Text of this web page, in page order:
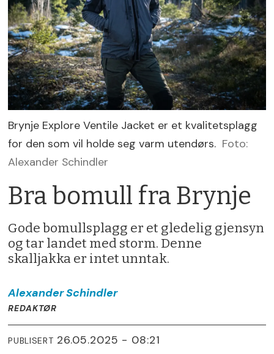
Brynje Explore Ventile Jacket er et kvalitetsplagg
for den som vil holde seg varm utendørs. Foto:
Alexander Schindler
Bra bomull fra Brynje
Gode bomullsplagg er et gledelig gjensyn
og tar landet med storm. Denne
skalljakka er intet unntak.
AlexanderSchindler
REDAKTØR
PUBLISERT 26.05.2025 - 08:21